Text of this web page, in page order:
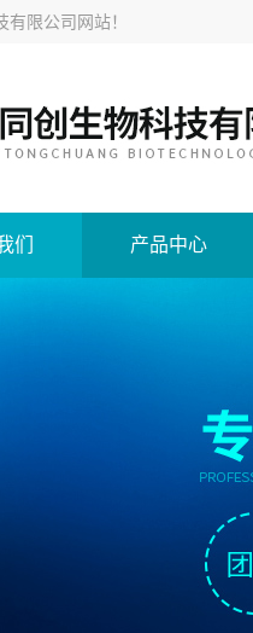
有限公司网站！
们 产品中心